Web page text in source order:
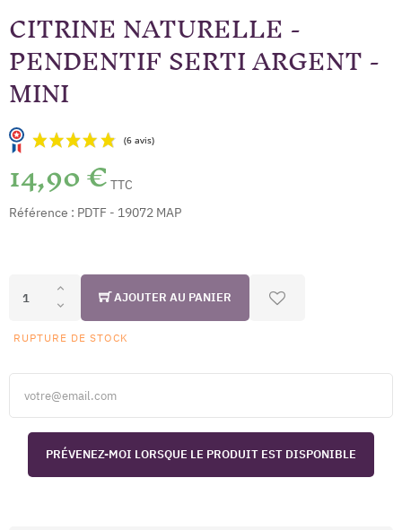
CITRINE NATURELLE -
PENDENTIF SERTI ARGENT -
MINI
14,90 € TTC
Référence : PDTF - 19072 MAP
AJOUTER AU PANIER
RUPTURE DE STOCK
PRÉVENEZ-MOI LORSQUE LE PRODUIT EST DISPONIBLE